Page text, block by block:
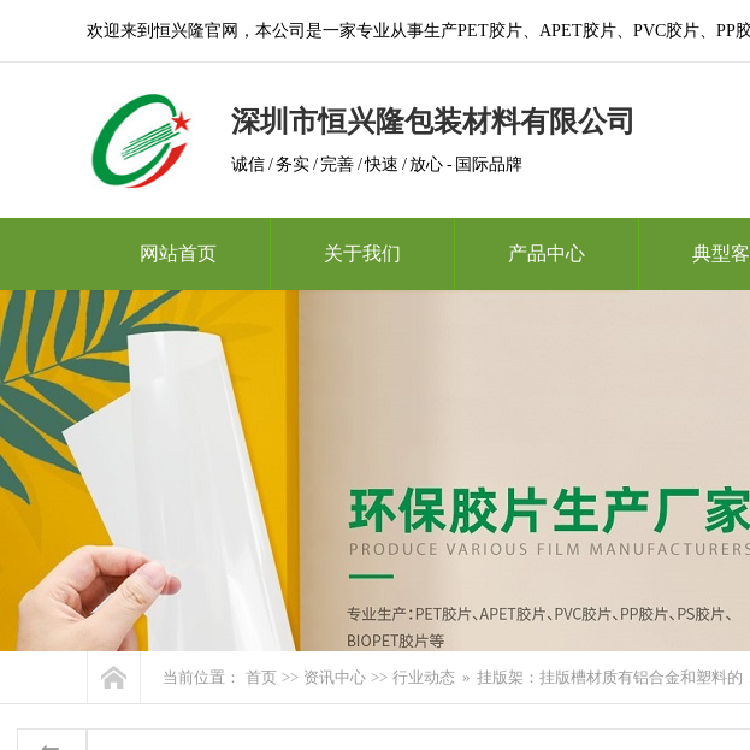
欢迎来到恒兴隆官网，本公司是一家专业从事生产PET胶片、APET胶片、PVC胶片、
深圳市恒兴隆包装材料有限公司
诚信 / 务实 / 完善 / 快速 / 放心 - 国际品牌
网站首页 关于我们 产品中心 典型
当前位置： 首页 >> 资讯中心 >> 行业动态 » 挂版架：挂版槽材质有铝合金和塑料